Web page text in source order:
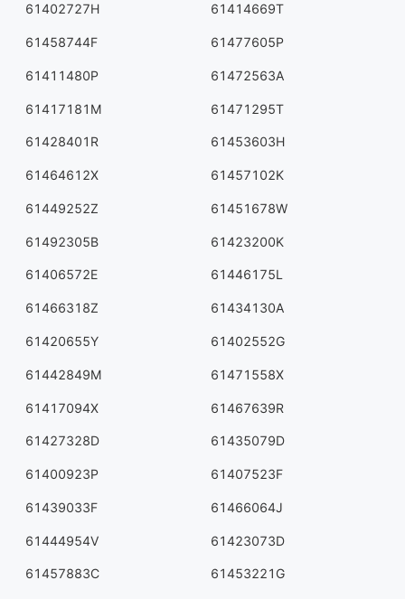
61402727H 61414669T
61458744F 61477605P
61411480P 61472563A
61417181M 61471295T
61428401R 61453603H
61464612X 61457102K
61449252Z 61451678W
61492305B 61423200K
61406572E 61446175L
61466318Z 61434130A
61420655Y 61402552G
61442849M 61471558X
61417094X 61467639R
61427328D 61435079D
61400923P 61407523F
61439033F 61466064J
61444954V 61423073D
61457883C 61453221G